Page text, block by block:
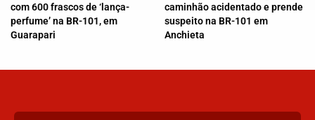
com 600 frascos de ‘lança-
perfume’ na BR-101, em
Guarapari
caminhão acidentado e prende
suspeito na BR-101 em
Anchieta